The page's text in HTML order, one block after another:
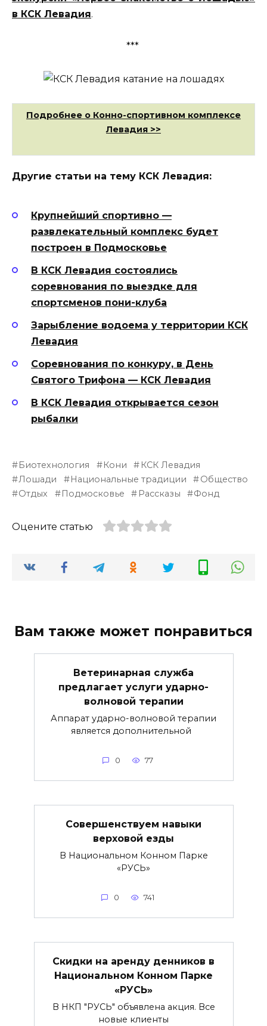
в КСК Левадия.
***
Подробнее о Конно-спортивном комплексе
Левадия >>
Другие статьи на тему КСК Левадия:
Крупнейший спортивно —
развлекательный комплекс будет
построен в Подмосковье
В КСК Левадия состоялись
соревнования по выездке для
спортсменов пони-клуба
Зарыбление водоема у территории КСК
Левадия
Соревнования по конкуру, в День
Святого Трифона — КСК Левадия
В КСК Левадия открывается сезон
рыбалки
Биотехнология Кони
КСК Левадия
Лошади
Национальные традиции
Общество
Отдых
Подмосковье Рассказы Фонд
Оцените статью
Вам также может понравиться
Ветеринарная служба
предлагает услуги ударно-
волновой терапии
Аппарат ударно-волновой терапии
является дополнительной
0 77
Совершенствуем навыки
верховой езды
В Национальном Конном Парке
«РУСЬ»
0 741
Скидки на аренду денников в
Национальном Конном Парке
«РУСЬ»
В НКП "РУСЬ" объявлена акция. Все
новые клиенты